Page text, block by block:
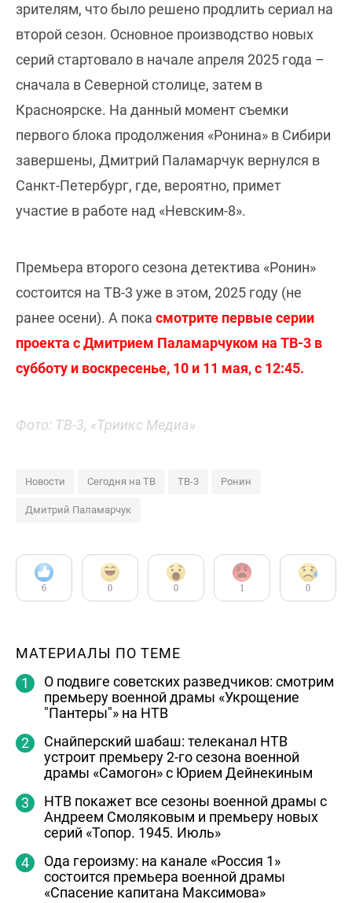
зрителям, что было решено продлить сериал на
второй сезон. Основное производство новых
серий стартовало в начале апреля 2025 года –
сначала в Северной столице, затем в
Красноярске. На данный момент съемки
первого блока продолжения «Ронина» в Сибири
завершены, Дмитрий Паламарчук вернулся в
Санкт-Петербург, где, вероятно, примет
участие в работе над «Невским-8».
Премьера второго сезона детектива «Ронин»
состоится на ТВ-3 уже в этом, 2025 году (не
ранее осени). А пока смотрите первые серии
проекта с Дмитрием Паламарчуком на ТВ-3 в
субботу и воскресенье, 10 и 11 мая, с 12:45.
Фото: ТВ-3, «Триикс Медиа»
Новости Сегодня на ТВ ТВ-3 Ронин
Дмитрий Паламарчук
6 0 0 1 0
МАТЕРИАЛЫ ПО ТЕМЕ
О подвиге советских разведчиков: смотрим
премьеру военной драмы «Укрощение
"Пантеры"» на НТВ
Снайперский шабаш: телеканал НТВ
устроит премьеру 2-го сезона военной
драмы «Самогон» с Юрием Дейнекиным
НТВ покажет все сезоны военной драмы с
Андреем Смоляковым и премьеру новых
серий «Топор. 1945. Июль»
Ода героизму: на канале «Россия 1»
состоится премьера военной драмы
«Спасение капитана Максимова»